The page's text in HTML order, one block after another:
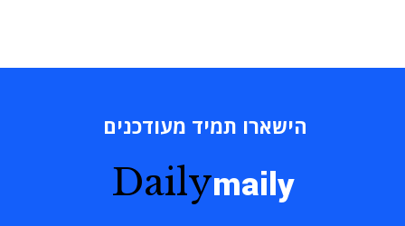
הישארו תמיד מעודכנים
Dailymaily